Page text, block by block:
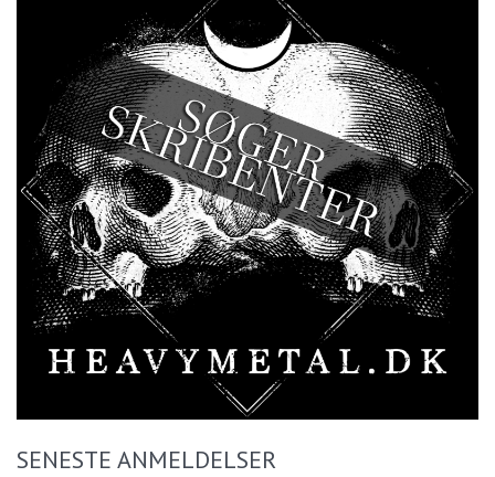
SENESTE ANMELDELSER